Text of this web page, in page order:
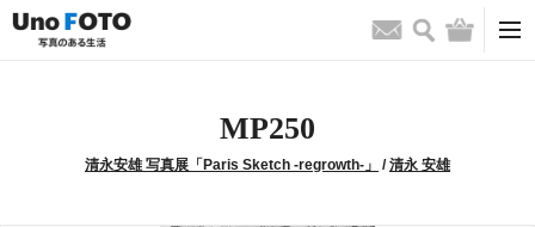
お問い合わせ
検索 バッグ
MP250
清永安雄 写真展「Paris Sketch -regrowth-」 /清永 安雄